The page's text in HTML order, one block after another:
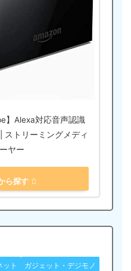
】Alexa対応音声認識
ストリーミングメディ
ヤー
ら探す
ット ガジェット・デジモノ